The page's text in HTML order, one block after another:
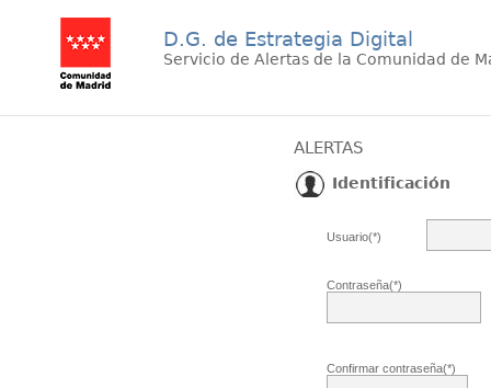
D.G. de Estrategia Digital
Servicio de Alertas de la Comunidad de
ALERTAS
Identificación
Usuario(*)
Contraseña(*)
Confirmar contraseña(*)